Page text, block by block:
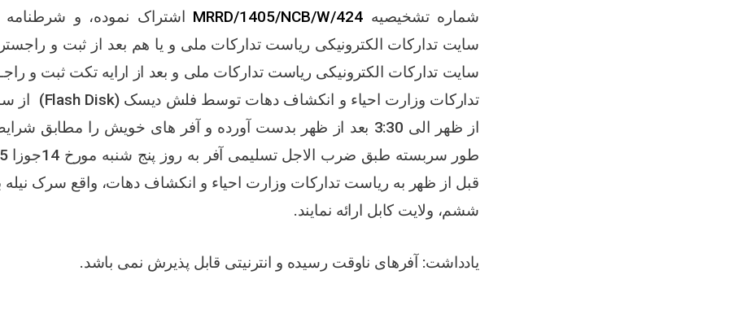
شماره تشخیصیه MRRD/1405/NCB/W/424 اشتراک نموده، و
سایت تدارکات الکترونیکی ریاست تدارکات ملی و یا هم بعد از ثبت و
سایت تدارکات الکترونیکی ریاست تدارکات ملی و بعد از ارایه تکت ثبت و
تدارکات وزارت احیاء و انکشاف دهات توسط فلش دیسک (Flash Disk
)
از ظهر الی 3:30 بعد از ظهر بدست آورده و آفر های خویش را مطابق
طور سربسته طبق ضرب الاجل تسلیمی آفر به روز پنج
قبل از ظهر به ریاست تدارکات وزارت احیاء و انکشاف دهات، واقع سرک نیله
ششم، ولایت کابل ارائه نمایند.
یادداشت: آفرهای ناوقت رسیده و انترنیتی قابل پذیرش نمی باشد.